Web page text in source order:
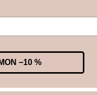
taille ne convenait
nous renvoyer vos
−10 %